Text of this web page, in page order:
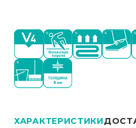
ХАРАКТЕРИСТИКИ